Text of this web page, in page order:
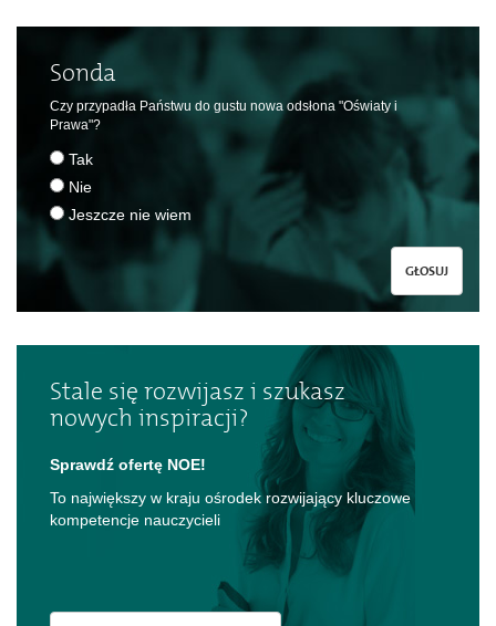
Sonda
Czy przypadła Państwu do gustu nowa odsłona "Oświaty i
Prawa"?
Tak
Nie
Jeszcze nie wiem
GŁOSUJ
Stale się rozwijasz i szukasz
nowych inspiracji?
Sprawdź ofertę NOE!
To największy w kraju ośrodek rozwijający kluczowe
kompetencje nauczycieli